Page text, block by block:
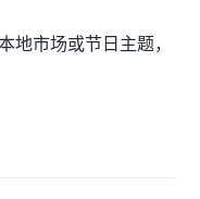
地市场或节日主题，